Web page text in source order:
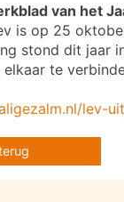
van het
is op 25
stond dit jaar
elkaar te
lev-